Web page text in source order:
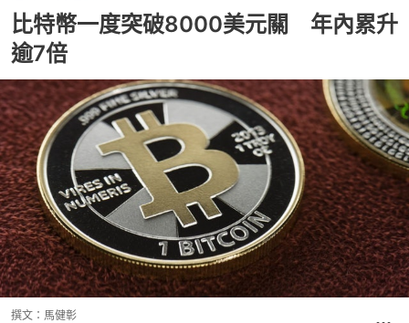
比特幣一度突破8000美元關 年內累升
逾7倍
撰文： 馬健彰